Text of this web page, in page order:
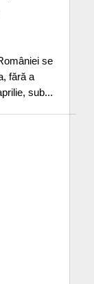
se
fără a
sub...